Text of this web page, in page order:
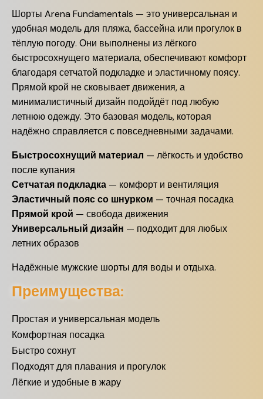
Шорты Arena Fundamentals — это универсальная и
удобная модель для пляжа, бассейна или прогулок в
тёплую погоду. Они выполнены из лёгкого
быстросохнущего материала, обеспечивают комфорт
благодаря сетчатой подкладке и эластичному поясу.
Прямой крой не сковывает движения, а
минималистичный дизайн подойдёт под любую
летнюю одежду. Это базовая модель, которая
надёжно справляется с повседневными задачами.
Быстросохнущий материал — лёгкость и удобство
после купания
Сетчатая подкладка — комфорт и вентиляция
Эластичный пояс со шнурком — точная посадка
Прямой крой — свобода движения
Универсальный дизайн — подходит для любых
летних образов
Надёжные мужские шорты для воды и отдыха.
Преимущества:
Простая и универсальная модель
Комфортная посадка
Быстро сохнут
Подходят для плавания и прогулок
Лёгкие и удобные в жару